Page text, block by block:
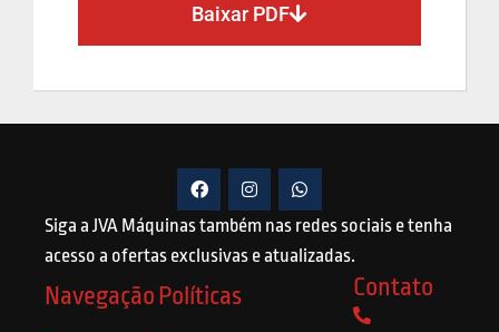
Baixar PDF
Siga a JVA Máquinas também nas redes sociais e tenha
acesso a ofertas exclusivas e atualizadas.
NavegaçãoPolíticas Contato